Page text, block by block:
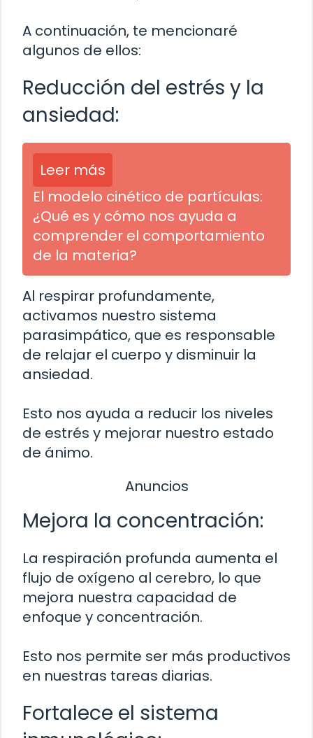
A continuación, te mencionaré
algunos de ellos:
Reducción del estrés y la
ansiedad:
Leer más
El modelo cinético de partículas:
¿Qué es y cómo nos ayuda a
comprender el comportamiento
de la materia?
Al respirar profundamente,
activamos nuestro sistema
parasimpático, que es responsable
de relajar el cuerpo y disminuir la
ansiedad.
Esto nos ayuda a reducir los niveles
de estrés y mejorar nuestro estado
de ánimo.
Anuncios
Mejora la concentración:
La respiración profunda aumenta el
flujo de oxígeno al cerebro, lo que
mejora nuestra capacidad de
enfoque y concentración.
Esto nos permite ser más productivos
en nuestras tareas diarias.
Fortalece el sistema